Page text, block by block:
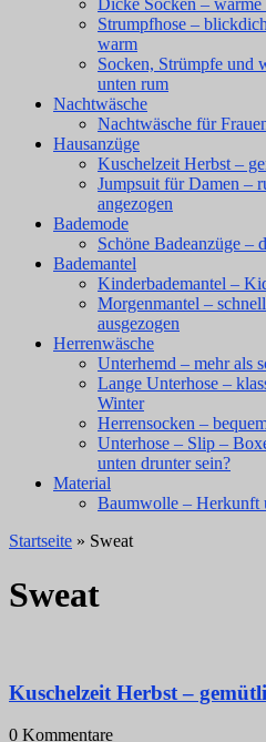
Dicke Socken – warme
Strumpfhose –
warm
Socken, Strümpfe und
unten rum
Nachtwäsche
Nachtwäsche für
Hausanzüge
Kuschelzeit Herbst –
Jumpsuit für Damen –
angezogen
Bademode
Schöne Badeanzüge –
Bademantel
Kinderbademantel –
Morgenmantel –
ausgezogen
Herrenwäsche
Unterhemd – mehr als
Lange Unterhose –
Winter
Herrensocken –
Unterhose – Slip –
unten drunter sein?
Material
Baumwolle – Herkunft
Startseite » Sweat
Sweat
Kuschelzeit Herbst –
0 Kommentare